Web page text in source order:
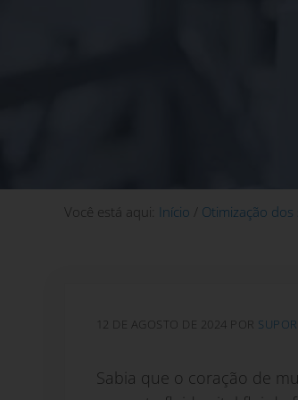
Você está aqui: Início / Otimização
12 DE AGOSTO DE 2024 POR
Sabia que o coração de